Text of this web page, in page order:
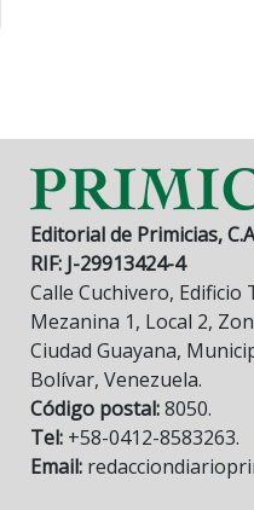
Editorial de Primicias,
RIF: J-29913424-4
Calle Cuchivero,
Mezanina 1, Local 2,
Ciudad Guayana,
Bolívar, Venezuela.
Código postal:8050.
Tel: +58-0412-8583263.
Email: